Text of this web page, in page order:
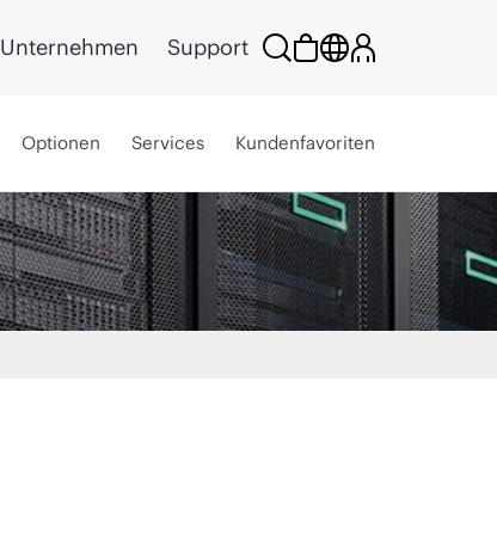
Unternehmen Support
Optionen Services Kundenfavoriten